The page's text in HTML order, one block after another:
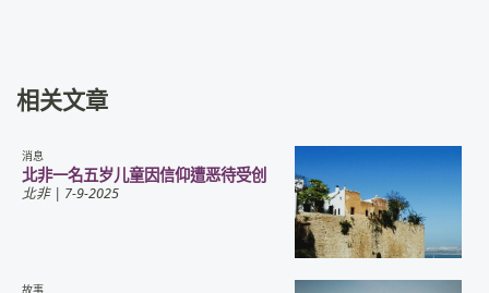
相关文章
消息
北非一名五岁儿童因信仰遭恶待受创
北非| 7-9-2025
故事